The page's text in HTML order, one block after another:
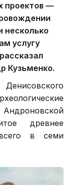
проектов —
несколько
услугу
Кузьменко.
древнее
в семи